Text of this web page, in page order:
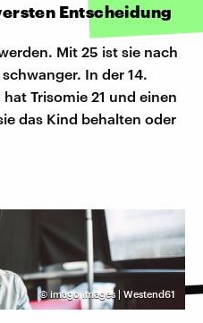
Entscheidung
Mit 25 ist sie nach
In der 14.
Trisomie 21 und einen
das Kind behalten oder
© imago images | Westend61